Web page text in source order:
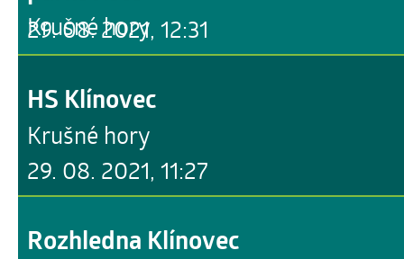
29. 08. 2021, 12:31
Krušné hory
29. 08. 2021, 11:27
HS Klínovec
Krušné hory
Rozhledna Klínovec